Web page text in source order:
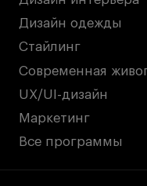
Дизайн одежды
Стайлинг
Современная
UX/UI-дизайн
Маркетинг
Все программы